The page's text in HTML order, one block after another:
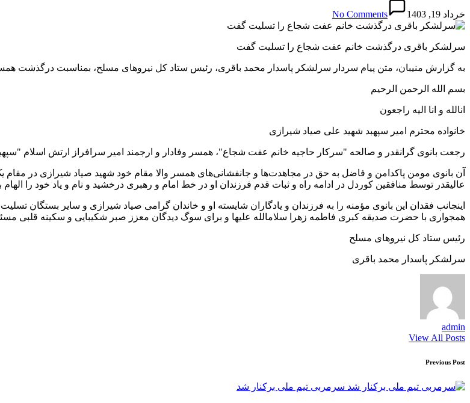
خرداد 19, 1403 No Comments
سرلشکر باقری درگذشت خانم عفت شجاع را تسلیت گفت
به گزارش منیبان، متن پیام سردار سرلشکر پاسدار محمد باقری، رئیس ستاد کل نیروهای مسلح، بمناسبت درگذشت
بسم الله الرحمن الرحیم
انالله و انا الیه راجعون
خانواده محترم امیر سپهبد شهید علی صیاد شیرازی
رجعت بانوی گرانقدر و صالحه "سرکار حاجیه خانم عفت شجاع"، همسر وفادار و ارجمند امیر سرافراز ارتش اسلام
آن بانوی مومن پاکدامن و فاضل به حق در مجاهدت‌ها و جانفشانی‌های همسر والا مقام خود شهید صیاد شیرازی در
عالیقدر توسط منافقین کوردل در ادامه راه و ثبات قدم فرزندان او در خط امام و رهبری درخشید و نام و یاد خود را
اینجانب فقدان این بانوی مؤمنه را به فرزندان و یادگاران شایسته او و خاندان گرامی صیاد شیرازی و سایر بستگان
همجواری با حضرت صدیقه کبری فاطمه زهرا سلام‍الله علیها و برای سوگ دیدگان معزز صبر شکیبایی و سکینه قلبی
رئیس ستاد کل نیروهای مسلح
سرلشکر پاسدار محمد باقری
admin
View All Posts
Post
navigation
Previous Post
سرمربی تیم ملی برکنار شد